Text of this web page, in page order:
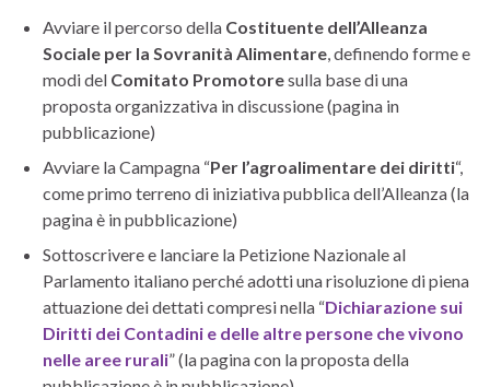
Avviare il percorso della Costituente dell’Alleanza
Sociale per la Sovranità Alimentare, definendo forme e
modi del Comitato Promotoresulla base di una
proposta organizzativa in discussione (pagina in
pubblicazione)
Avviare la Campagna “Per l’agroalimentare dei diritti“,
come primo terreno di iniziativa pubblica dell’Alleanza (la
pagina è in pubblicazione)
Sottoscrivere e lanciare la Petizione Nazionale al
Parlamento italiano perché adotti una risoluzione di piena
attuazione dei dettati compresi nella “Dichiarazione sui
Diritti dei Contadini e delle altre persone che vivono
nelle aree rurali” (la pagina con la proposta della